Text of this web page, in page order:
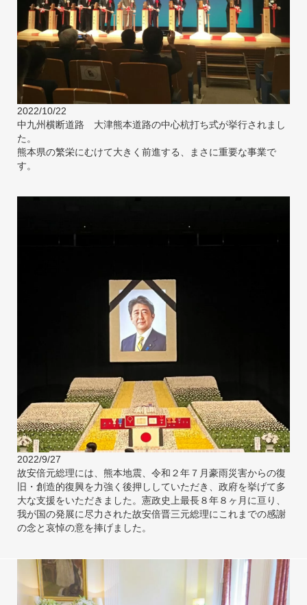
2022/10/22
中九州横断道路 大津熊本道路の中心杭打ち式が挙行されまし
た。
熊本県の繁栄にむけて大きく前進する、まさに重要な事業で
す。
2022/9/27
故安倍元総理には、熊本地震、令和２年７月豪雨災害からの復
旧・創造的復興を力強く後押ししていただき、政府を挙げて多
大な支援をいただきました。憲政史上最長８年８ヶ月に亘り、
我が国の発展に尽力された故安倍晋三元総理にこれまでの感謝
の念と哀悼の意を捧げました。